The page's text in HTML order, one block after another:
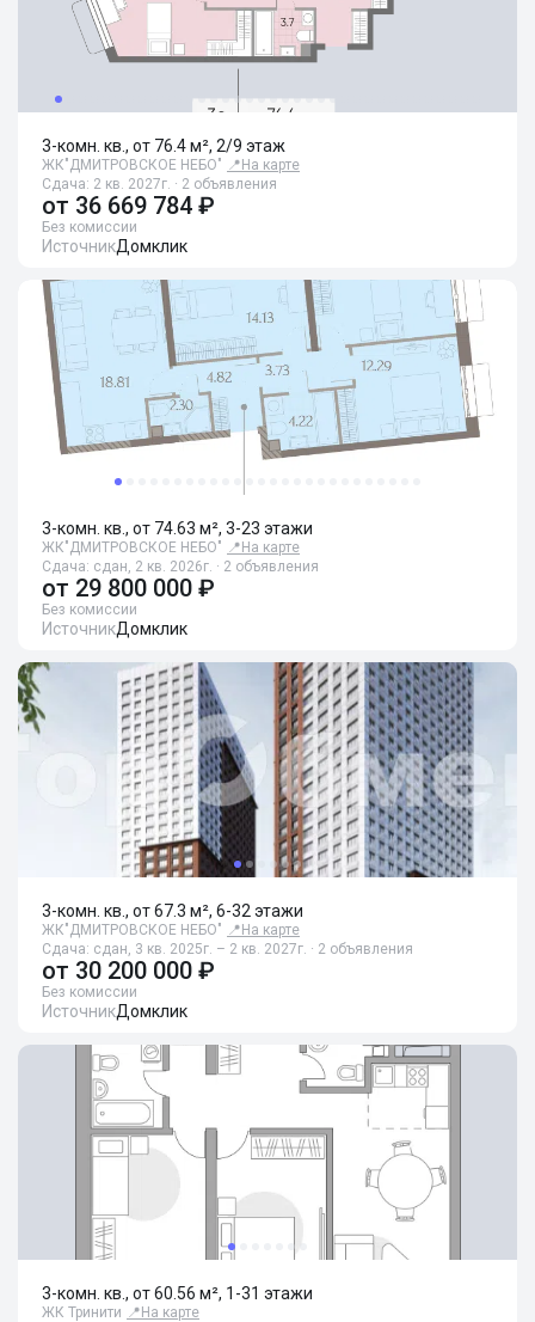
3-комн. кв., от 76.4 м², 2/9 этаж
ЖК"ДМИТРОВСКОЕ НЕБО" 📍 На карте
Сдача: 2 кв. 2027г. · 2 объявления
от 36 669 784 ₽
Без комиссии
ИсточникДомклик
3-комн. кв., от 74.63 м², 3-23 этажи
ЖК"ДМИТРОВСКОЕ НЕБО" 📍 На карте
Сдача: сдан, 2 кв. 2026г. · 2 объявления
от 29 800 000 ₽
Без комиссии
ИсточникДомклик
3-комн. кв., от 67.3 м², 6-32 этажи
ЖК"ДМИТРОВСКОЕ НЕБО" 📍 На карте
Сдача: сдан, 3 кв. 2025г. – 2 кв. 2027г. · 2 объявления
от 30 200 000 ₽
Без комиссии
ИсточникДомклик
3-комн. кв., от 60.56 м², 1-31 этажи
ЖК Тринити 📍 На карте